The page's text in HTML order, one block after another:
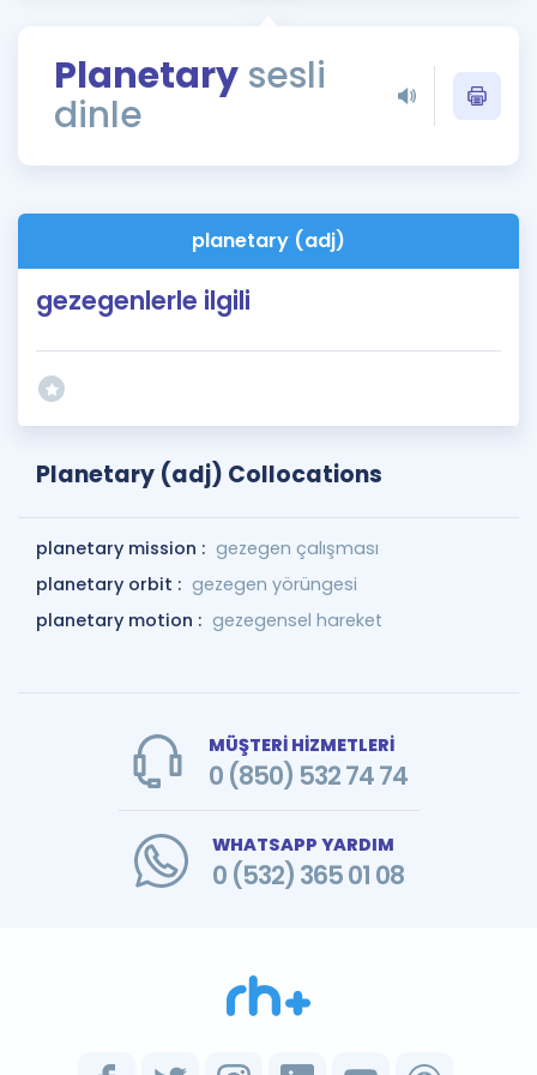
Rehberlik Aracı
ÖSYM Sınav Takvimi
İngilizce Gramer
Planetary sesli
dinle
planetary (adj)
gezegenlerle ilgili
Planetary (adj) Collocations
planetary mission : gezegen çalışması
planetary orbit : gezegen yörüngesi
planetary motion : gezegensel hareket
MÜŞTERİ HİZMETLERİ
0 (850) 532 74 74
WHATSAPP YARDIM
0 (532) 365 01 08